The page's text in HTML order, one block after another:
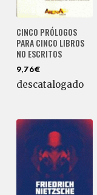
CINCO PRÓLOGOS
PARA CINCO LIBROS
NO ESCRITOS
9,76€
descatalogado